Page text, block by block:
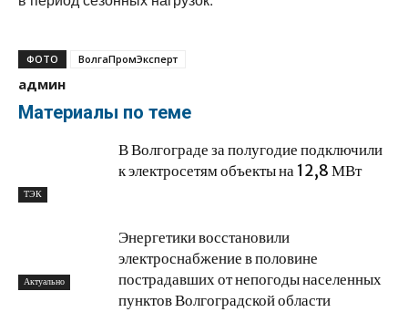
ФОТО ВолгаПромЭксперт
админ
Материалы по теме
ТЭК
В Волгограде за полугодие подключили
к электросетям объекты на 12,8 МВт
Актуально
Энергетики восстановили
электроснабжение в половине
пострадавших от непогоды населенных
пунктов Волгоградской области